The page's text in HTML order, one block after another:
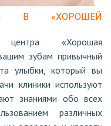
В «ХОРОШЕЙ
центра «Хорошая
зубам привычный
улыбки, который вы
клиники используют
знаниями обо всех
различных